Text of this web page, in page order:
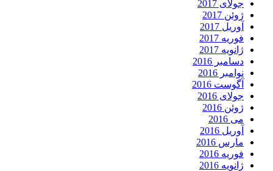
جولای 2017
ژوئن 2017
آوریل 2017
فوریه 2017
ژانویه 2017
دسامبر 2016
نوامبر 2016
آگوست 2016
جولای 2016
ژوئن 2016
می 2016
آوریل 2016
مارس 2016
فوریه 2016
ژانویه 2016